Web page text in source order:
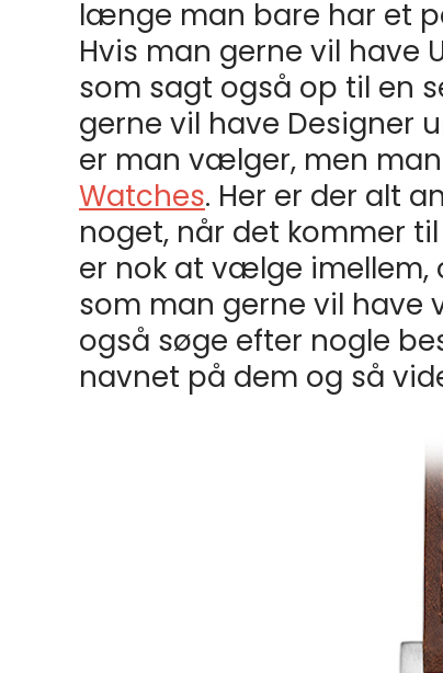
længe man bare har et
Hvis man gerne vil have
som sagt også op til en
gerne vil have Designer
er man vælger, men
Watches. Her er der alt
noget, når det kommer
er nok at vælge imellem,
som man gerne vil have
også søge efter nogle
navnet på dem og så